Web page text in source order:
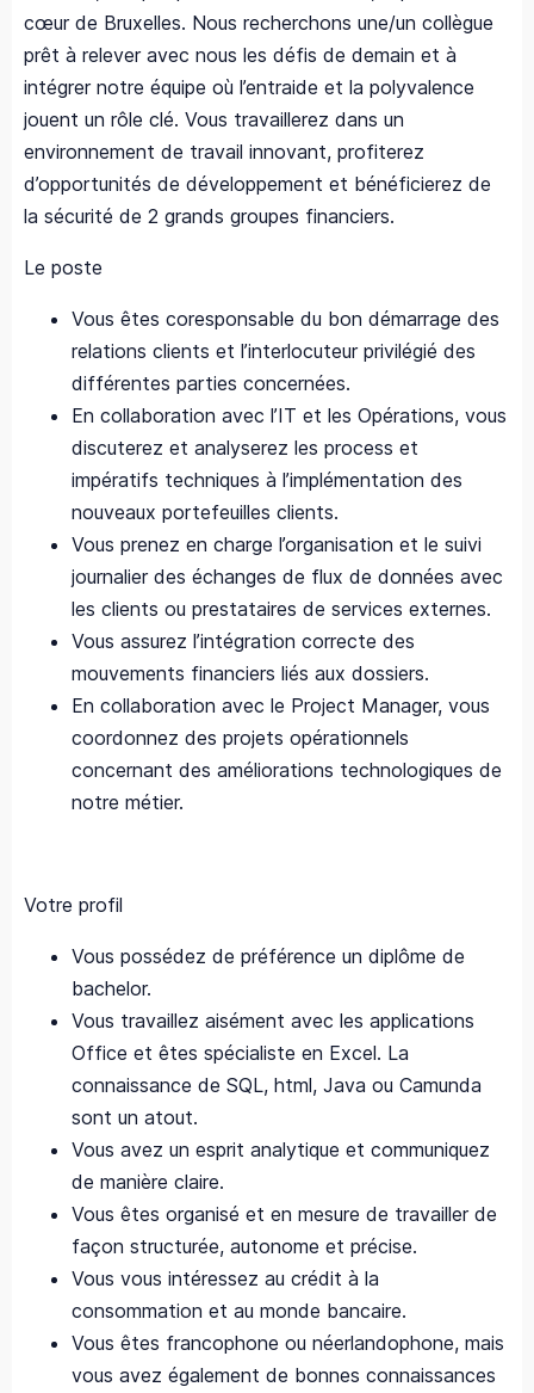
cœur de Bruxelles. Nous recherchons une/un collègue
prêt à relever avec nous les défis de demain et à
intégrer notre équipe où l’entraide et la polyvalence
jouent un rôle clé. Vous travaillerez dans un
environnement de travail innovant, profiterez
d’opportunités de développement et bénéficierez de
la sécurité de 2 grands groupes financiers.
Le poste
Vous êtes coresponsable du bon démarrage des
relations clients et l’interlocuteur privilégié des
différentes parties concernées.
En collaboration avec l’IT et les Opérations, vous
discuterez et analyserez les process et
impératifs techniques à l’implémentation des
nouveaux portefeuilles clients.
Vous prenez en charge l’organisation et le suivi
journalier des échanges de flux de données avec
les clients ou prestataires de services externes.
Vous assurez l’intégration correcte des
mouvements financiers liés aux dossiers.
En collaboration avec le Project Manager, vous
coordonnez des projets opérationnels
concernant des améliorations technologiques de
notre métier.
Votre profil
Vous possédez de préférence un diplôme de
bachelor.
Vous travaillez aisément avec les applications
Office et êtes spécialiste en Excel. La
connaissance de SQL, html, Java ou Camunda
sont un atout.
Vous avez un esprit analytique et communiquez
de manière claire.
Vous êtes organisé et en mesure de travailler de
façon structurée, autonome et précise.
Vous vous intéressez au crédit à la
consommation et au monde bancaire.
Vous êtes francophone ou néerlandophone, mais
vous avez également de bonnes connaissances